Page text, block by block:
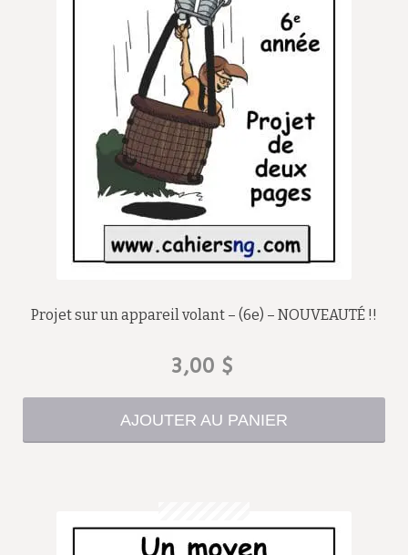
Projet sur un appareil volant – (6e) – NOUVEAUTÉ !!
3,00 $
AJOUTER AU PANIER